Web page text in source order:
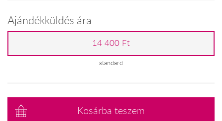
Ajándékküldés ára
14 400 Ft
standard
Kosárba teszem